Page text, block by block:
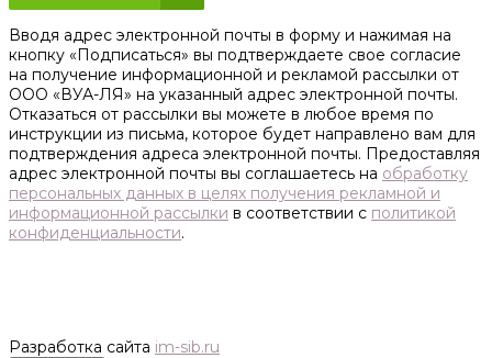
Вводя адрес электронной почты в форму и нажимая на
кнопку «Подписаться» вы подтверждаете свое согласие
на получение информационной и рекламой рассылки от
ООО «ВУА-ЛЯ» на указанный адрес электронной почты.
Отказаться от рассылки вы можете в любое время по
инструкции из письма, которое будет направлено вам для
подтверждения адреса электронной почты. Предоставляя
адрес электронной почты вы соглашаетесь на обработку
персональных данных в целях получения рекламной и
информационной рассылки в соответствии с политикой
конфиденциальности.
Разработка сайта im-sib.ru